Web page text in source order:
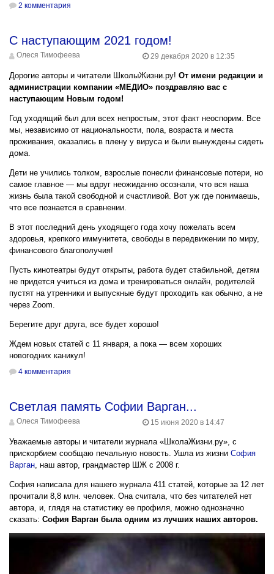
2 комментария
С наступающим 2021 годом!
Олеся Тимофеева 29 декабря 2020 в 12:35
Дорогие авторы и читатели ШколыЖизни.ру! От имени редакции и
администрации компании «МЕДИО» поздравляю вас с
наступающим Новым годом!
Год уходящий был для всех непростым, этот факт неоспорим. Все
мы, независимо от национальности, пола, возраста и места
проживания, оказались в плену у вируса и были вынуждены сидеть
дома.
Дети не учились толком, взрослые понесли финансовые потери, но
самое главное — мы вдруг неожиданно осознали, что вся наша
жизнь была такой свободной и счастливой. Вот уж где понимаешь,
что все познается в сравнении.
В этот последний день уходящего года хочу пожелать всем
здоровья, крепкого иммунитета, свободы в передвижении по миру,
финансового благополучия!
Пусть кинотеатры будут открыты, работа будет стабильной, детям
не придется учиться из дома и тренироваться онлайн, родителей
пустят на утренники и выпускные будут проходить как обычно, а не
через Zoom.
Берегите друг друга, все будет хорошо!
Ждем новых статей с 11 января, а пока — всем хороших
новогодних каникул!
4 комментария
Светлая память Софии Варган...
Олеся Тимофеева 15 июня 2020 в 14:47
Уважаемые авторы и читатели журнала «ШколаЖизни.ру», с
прискорбием сообщаю печальную новость. Ушла из жизни София
Варган , наш автор, грандмастер ШЖ с 2008 г.
София написала для нашего журнала 411 статей, которые за 12 лет
прочитали 8,8 млн. человек. Она считала, что без читателей нет
автора, и, глядя на статистику ее профиля, можно однозначно
сказать: София Варган была одним из лучших наших авторов.